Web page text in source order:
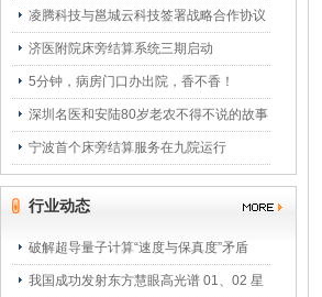
凌腾科技与邕城云科技签署战略合作协议
济医附院床旁结算系统三期启动
5分钟，病房门口办出院，香不香！
深圳名医和安陆80岁老农不得不说的故事
宁波首个床旁结算服务在九院运行
行业动态
破解超导量子计算“速度与保真度”矛盾
我国成功发射东方慧眼高光谱 01、02 星